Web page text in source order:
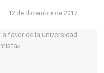
12 de diciembre de 2017